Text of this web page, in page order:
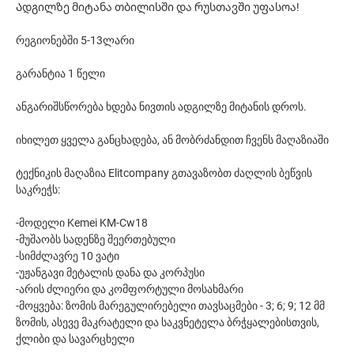
Ადგილზე მიტანა თბილისში და რუსთავში უფასოა!
რეგიონებში 5-13ლარი
გარანტია 1 წელი
ანგარიშსწორება ხდება ნივთის ადგილზე მიტანის დროს.
იხილეთ ყველა განცხადება, ან მობრძანდით ჩვენს მაღაზიაში
ტექნიკის მაღაზია Elitcompany გთავაზობთ ძაღლის ბეწვის
საკრეჭს:
-მოდელი Kemei KM-Cw18
-მუშაობს სადენზე შეერთებული
-სიმძლავრე 10 ვატი
-უჟანგავი მეტალის დანა და კორპუსი
-არის ძლიერი და კომფორტული მოსახმარი
-მოყვება: ზომის მარეგულირებელი თავსაცმები - 3; 6; 9; 12 მმ
ზომის, ასევე მაკრატელი და საკვნეტელა ბრჭყალებისთვის,
ქლიბი და სავარცხელი